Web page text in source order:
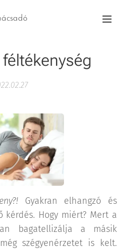
Gyakran elhangzó és
Hogy miért? Mert a
bagatellizálja a másik
szégyenérzetet is kelt.